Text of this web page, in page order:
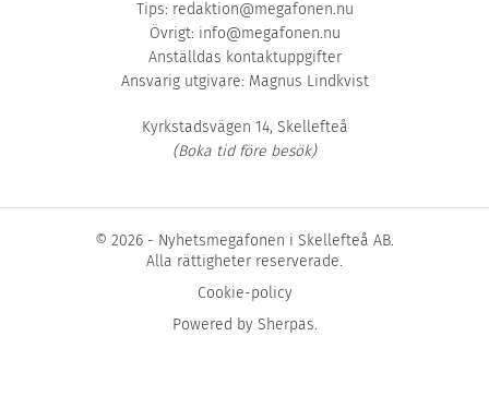
Tips: redaktion@megafonen.nu
Övrigt: info@megafonen.nu
Anställdas kontaktuppgifter
Ansvarig utgivare: Magnus Lindkvist
Kyrkstadsvägen 14, Skellefteå
(Boka tid före besök)
© 2026 - Nyhetsmegafonen i Skellefteå AB.
Alla rättigheter reserverade.
Cookie-policy
Powered by Sherpas.